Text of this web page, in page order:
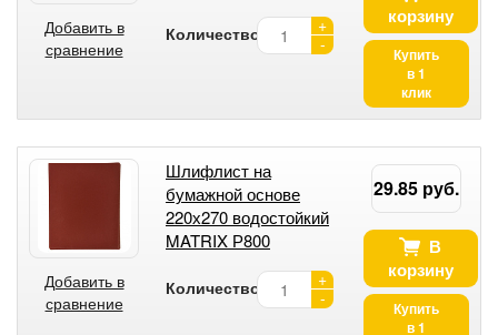
Добавить в
сравнение
Количество:
+
-
корзину
Купить
в 1
клик
Добавить в
сравнение
Шлифлист на
бумажной основе
220х270 водостойкий
MATRIX Р800
Количество:
+
-
29.85 руб.
В
корзину
Купить
в 1